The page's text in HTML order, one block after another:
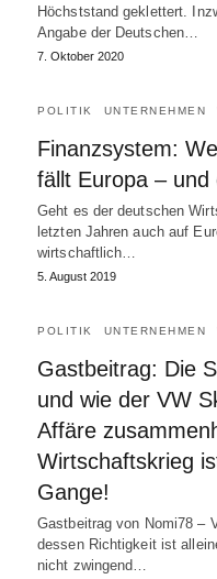
Höchststand geklettert.
Angabe der Deutschen…
7. Oktober 2020
POLITIK UNTERNEHMEN
Finanzsystem:
fällt Europa – und
Geht es der deutschen
letzten Jahren auch auf
wirtschaftlich…
5. August 2019
POLITIK UNTERNEHMEN
Gastbeitrag: Die
und wie der VW
Affäre
Wirtschaftskrieg
Gange!
Gastbeitrag von Nomi78 –
dessen Richtigkeit ist
nicht zwingend…